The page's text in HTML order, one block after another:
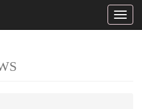
Toggle